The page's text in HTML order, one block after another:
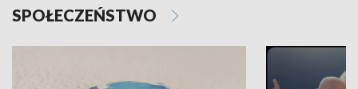
SPOŁECZEŃSTWO